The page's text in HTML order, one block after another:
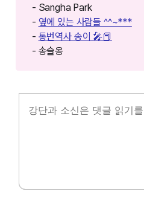
- Sangha Park
- 옆에 있는 사람들 ^^~***
- 통번역사 송이 🎤📕
- 송슬옹